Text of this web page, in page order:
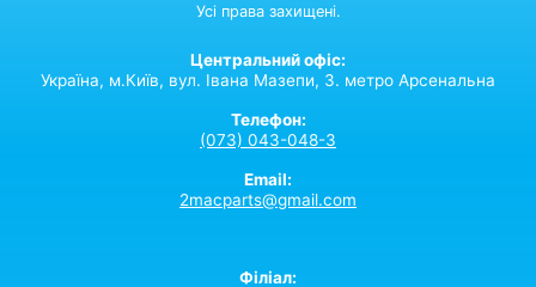
Усі права захищені.
Центральний офіс:
Україна, м.Київ, вул. Івана Мазепи, 3. метро Арсенальна
Телефон:
(073) 043-048-3
Email:
2macparts@gmail.com
Філіал: